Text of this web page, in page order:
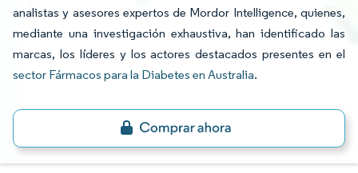
analistas y asesores expertos de Mordor Intelligence, quienes,
mediante una investigación exhaustiva, han identificado las
marcas, los líderes y los actores destacados presentes en el
sector Fármacos para la Diabetes en Australia.